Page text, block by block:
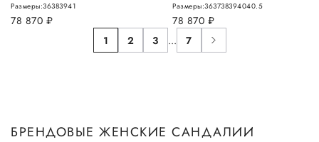
78 870 руб.
Размеры:36383941
78 870 руб.
Размеры:363738394040.5
1 2 3 ... 7
БРЕНДОВЫЕ ЖЕНСКИЕ САНДАЛИИ